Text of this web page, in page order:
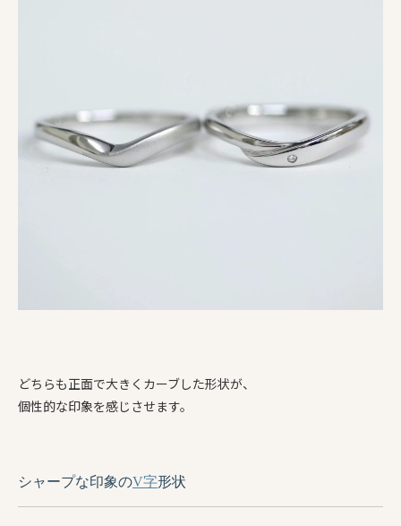
どちらも正面で大きくカーブした形状が、
個性的な印象を感じさせます。
シャープな印象のV字形状